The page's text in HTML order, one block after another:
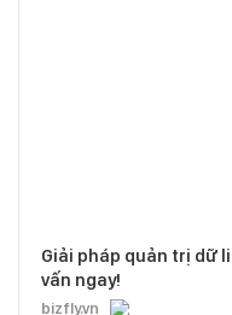
Giải pháp quản trị dữ
vấn ngay!
bizfly.vn